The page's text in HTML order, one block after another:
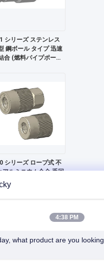
シリーズ ステンレス
鋼ボール タイプ 迅速
合 (燃料パイプポート
シリーズ ロープ式 不
アルミニウム合金 手回
速接続結合
4:38 PM
what product are you looking